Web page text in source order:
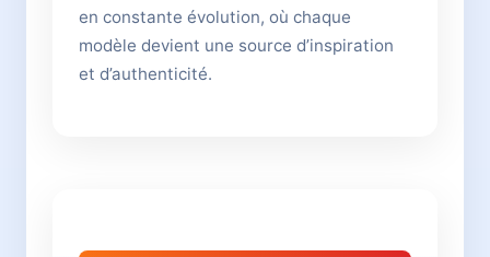
en constante évolution, où chaque
modèle devient une source d’inspiration
et d’authenticité.